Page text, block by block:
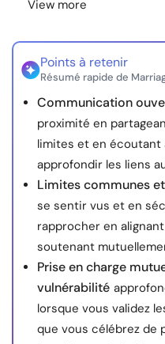
À propos de nous
View more
Points à retenir
Résumé rapide de
Communication
proximité en
limites et en écoutant
approfondir les liens
Limites communes
se sentir vus et en
rapprocher en
soutenant
Prise en charge
vulnérabilité
lorsque vous validez
que vous célébrez de